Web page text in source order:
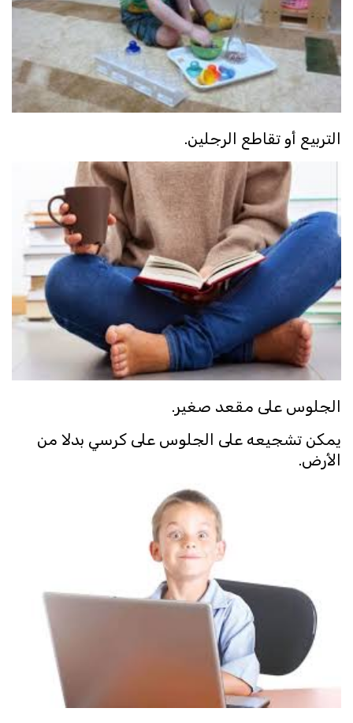
التربيع أو تقاطع الرجلين.
الجلوس على مقعد صغير.
يمكن تشجيعه على الجلوس على كرسي بدلا من
الأرض.